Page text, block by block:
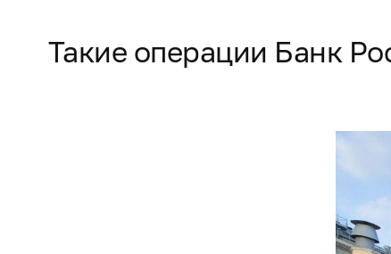
Такие операции Банк